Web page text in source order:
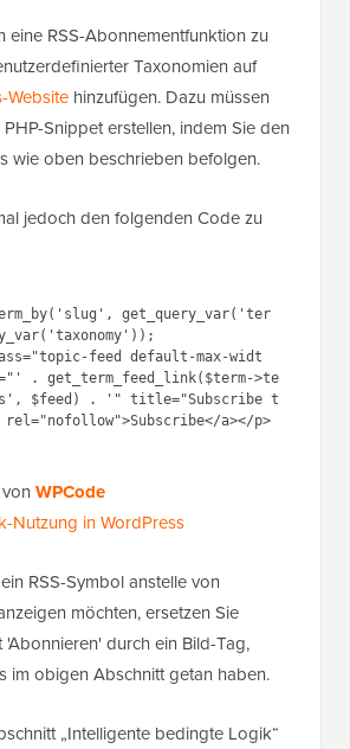
eine RSS-Abonnementfunktion zu
Taxonomien auf
Website hinzufügen. Dazu müssen
Snippet erstellen, indem Sie den
wie oben beschrieben befolgen.
jedoch den folgenden Code zu
get_query_var('ter
feed default-max-widt
. get_term_feed_link($term->te
$feed) . '" title="Subscribe t
a></p>
WPCode
Nutzung in WordPress
RSS-Symbol anstelle von
möchten, ersetzen Sie
'Abonnieren' durch ein Bild-Tag,
im obigen Abschnitt getan haben.
„Intelligente bedingte Logik“